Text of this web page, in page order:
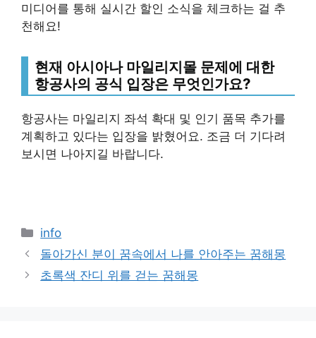
미디어를 통해 실시간 할인 소식을 체크하는 걸 추
천해요!
현재 아시아나 마일리지몰 문제에 대한
항공사의 공식 입장은 무엇인가요?
항공사는 마일리지 좌석 확대 및 인기 품목 추가를
계획하고 있다는 입장을 밝혔어요. 조금 더 기다려
보시면 나아지길 바랍니다.
Categories
info
돌아가신 분이 꿈속에서 나를 안아주는 꿈해몽
초록색 잔디 위를 걷는 꿈해몽